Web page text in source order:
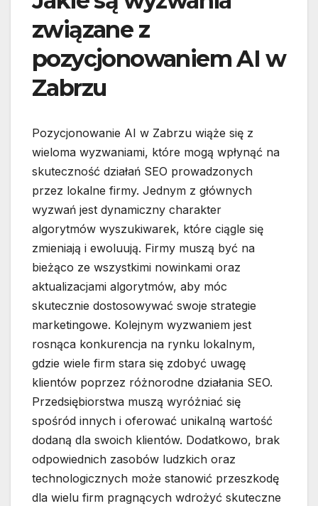
związane z
pozycjonowaniem AI w
Zabrzu
Pozycjonowanie AI w Zabrzu wiąże się z
wieloma wyzwaniami, które mogą wpłynąć na
skuteczność działań SEO prowadzonych
przez lokalne firmy. Jednym z głównych
wyzwań jest dynamiczny charakter
algorytmów wyszukiwarek, które ciągle się
zmieniają i ewoluują. Firmy muszą być na
bieżąco ze wszystkimi nowinkami oraz
aktualizacjami algorytmów, aby móc
skutecznie dostosowywać swoje strategie
marketingowe. Kolejnym wyzwaniem jest
rosnąca konkurencja na rynku lokalnym,
gdzie wiele firm stara się zdobyć uwagę
klientów poprzez różnorodne działania SEO.
Przedsiębiorstwa muszą wyróżniać się
spośród innych i oferować unikalną wartość
dodaną dla swoich klientów. Dodatkowo, brak
odpowiednich zasobów ludzkich oraz
technologicznych może stanowić przeszkodę
dla wielu firm pragnących wdrożyć skuteczne